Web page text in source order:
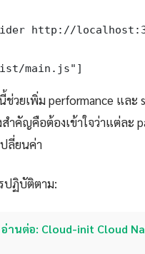
http://
main.js"]
ช่วยเพิ่ม performance และ
ำคัญคือต้องเข้าใจว่าแต่ละ
ลี่ยนค่า
ปฏิบัติตาม:
อ่านต่อ: Cloud-init Cloud